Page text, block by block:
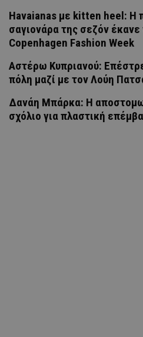
Havaianas με kitten heel: Η
σαγιονάρα της σεζόν
Copenhagen Fashion Week
Αστέρω Κυπριανού:
πόλη μαζί με τον Λούη
Δανάη Μπάρκα: Η
σχόλιο για πλαστική